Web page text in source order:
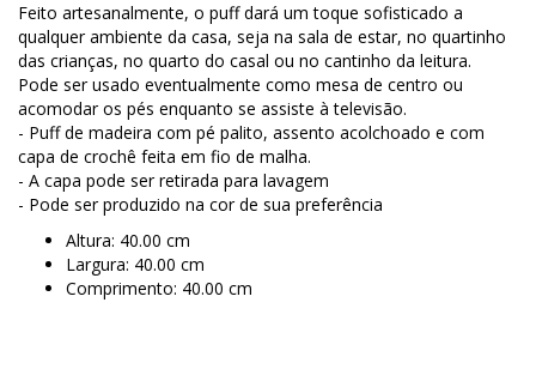
Feito artesanalmente, o puff dará um toque sofisticado a
qualquer ambiente da casa, seja na sala de estar, no quartinho
das crianças, no quarto do casal ou no cantinho da leitura.
Pode ser usado eventualmente como mesa de centro ou
acomodar os pés enquanto se assiste à televisão.
- Puff de madeira com pé palito, assento acolchoado e com
capa de crochê feita em fio de malha.
- A capa pode ser retirada para lavagem
- Pode ser produzido na cor de sua preferência
Altura: 40.00 cm
Largura: 40.00 cm
Comprimento: 40.00 cm